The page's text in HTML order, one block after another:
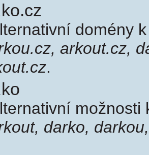
domény
arkout.cz,
.
možnosti
darko,